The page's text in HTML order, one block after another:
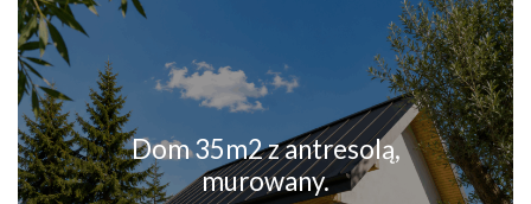
Dom 35m2 z antresolą,
murowany.